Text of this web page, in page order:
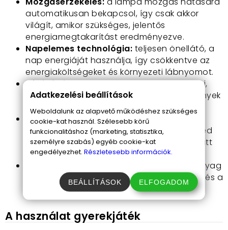
automatikusan bekapcsol, így csak akkor
világít, amikor szükséges, jelentős
energiamegtakarítást eredményezve.
Napelemes technológia: teljesen önellátó, a
nap energiáját használja, így csökkentve az
energiaköltségeket és környezeti lábnyomot.
Vízállóság:az IP65 védelem lehetővé teszi,
hogy még a legzordabb időjárási körülmények
között is zavartalanul működjön.
Egyszerű telepítés:a könnyen szerelhető
kialakításnak köszönhetően nincs szükséged
szakemberre, saját magad is pillanatok alatt
felszerelheted.
az ABS műanyag
burkolat garantálja a hosszú élettartamot és a
tartósságot.
A használat gyerekjáték
Adatkezelési beállítások
Weboldalunk az alapvető működéshez szükséges
cookie-kat használ. Szélesebb körű
funkcionalitáshoz (marketing, statisztika,
személyre szabás) egyéb cookie-kat
engedélyezhet. Részletesebb információk.
BEÁLLÍTÁSOK ELFOGADOM